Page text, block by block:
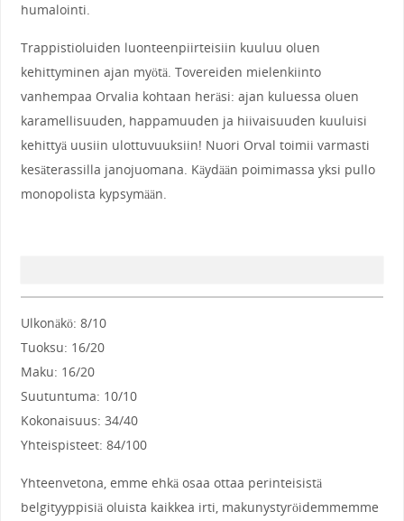
humalointi.
Trappistioluiden luonteenpiirteisiin kuuluu oluen
kehittyminen ajan myötä. Tovereiden mielenkiinto
vanhempaa Orvalia kohtaan heräsi: ajan kuluessa oluen
karamellisuuden, happamuuden ja hiivaisuuden kuuluisi
kehittyä uusiin ulottuvuuksiin! Nuori Orval toimii varmasti
kesäterassilla janojuomana. Käydään poimimassa yksi pullo
monopolista kypsymään.
Ulkonäkö: 8/10
Tuoksu: 16/20
Maku: 16/20
Suutuntuma: 10/10
Kokonaisuus: 34/40
Yhteispisteet: 84/100
Yhteenvetona, emme ehkä osaa ottaa perinteisistä
belgityyppisiä oluista kaikkea irti, makunystyröidemmemme